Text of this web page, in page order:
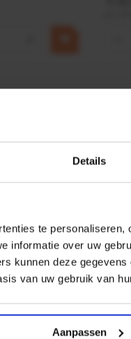
Details
te
informatie over uw
kunnen deze
van uw gebruik van
Aanpassen
4mm x
HP